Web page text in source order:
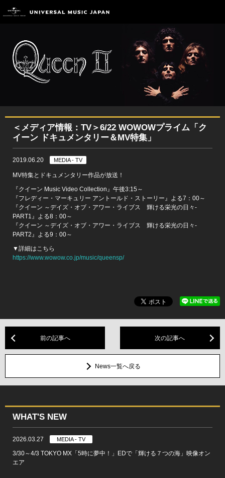
＜メディア情報：TV＞6/22 WOWOWプライム「ク
イーン ドキュメンタリー＆MV特集」
2019.06.20 MEDIA - TV
MV特集とドキュメンタリー作品が放送！
『クイーン Music Video Collection』午後3:15～
『フレディー・マーキュリー アントールド・ストーリー』よる7：00～
『クイーン ～デイズ・オブ・アワー・ライブス 輝ける栄光の日々-
PART1』よる8：00～
『クイーン ～デイズ・オブ・アワー・ライブス 輝ける栄光の日々-
PART2』よる9：00～
▼詳細はこちら
https://www.wowow.co.jp/music/queensp/
前の記事へ 次の記事へ
News一覧へ戻る
WHAT'S NEW
2026.03.27 MEDIA - TV
3/30～4/3 TOKYO MX「5時に夢中！」EDで「輝ける７つの海」映像オン
エア